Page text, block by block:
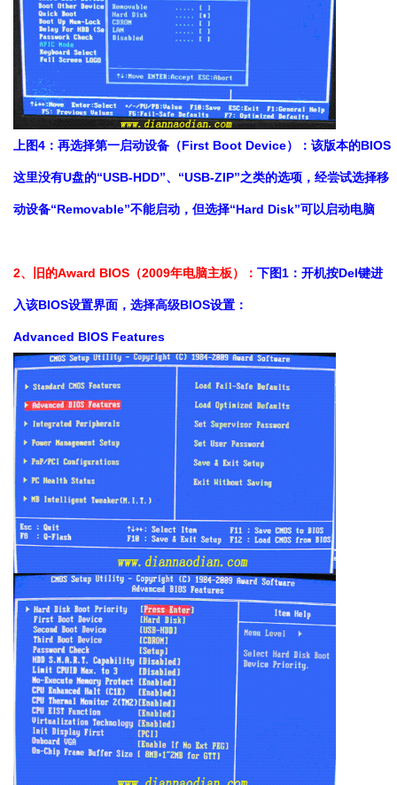
上图4：再选择第一启动设备（First Boot Device）：该版本的BIOS
这里没有U盘的“USB-HDD”、“USB-ZIP”之类的选项，经尝试选择移
动设备“Removable”不能启动，但选择“Hard Disk”可以启动电脑
2、旧的Award BIOS（2009年电脑主板）： 下图1：开机按Del键进
入该BIOS设置界面，选择高级BIOS设置：
Advanced BIOS Features